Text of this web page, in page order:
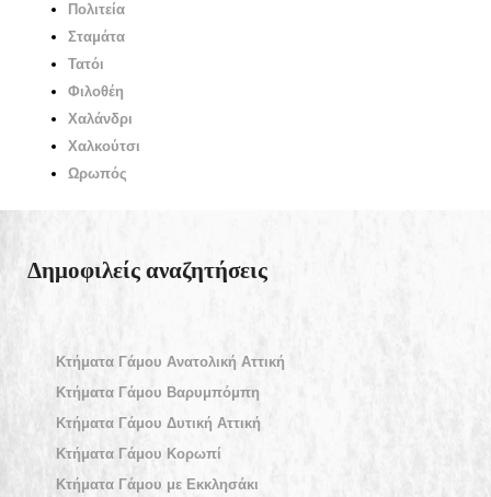
Πολιτεία
Σταμάτα
Τατόι
Φιλοθέη
Χαλάνδρι
Χαλκούτσι
Ωρωπός
Δημοφιλείς αναζητήσεις
Κτήματα Γάμου Ανατολική Αττική
Κτήματα Γάμου Βαρυμπόμπη
Κτήματα Γάμου Δυτική Αττική
Κτήματα Γάμου Κορωπί
Κτήματα Γάμου με Εκκλησάκι